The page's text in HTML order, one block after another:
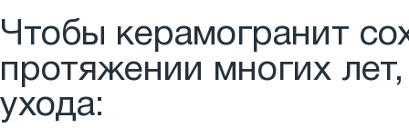
Чтобы керамогранит
протяжении многих
ухода: